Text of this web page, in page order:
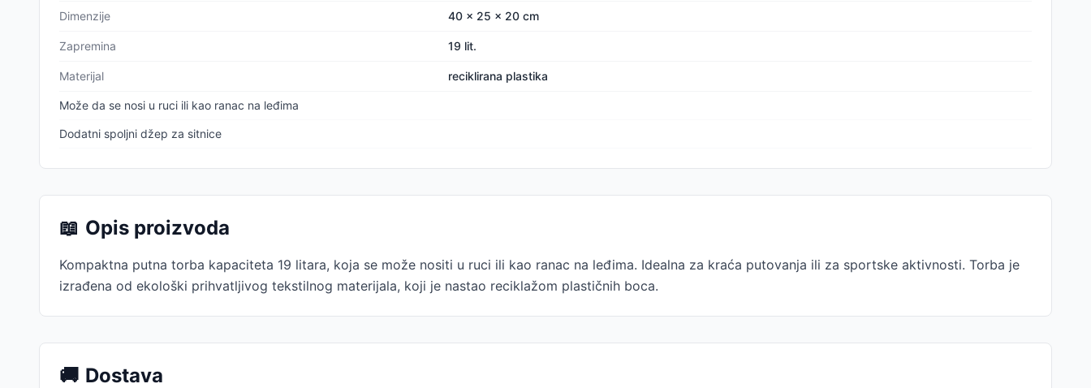
Dimenzije 40 x 25 x 20 cm
Zapremina 19 lit.
Materijal reciklirana plastika
Može da se nosi u ruci ili kao ranac na leđima
Dodatni spoljni džep za sitnice
📖 Opis proizvoda
Kompaktna putna torba kapaciteta 19 litara, koja se može nositi u ruci ili kao ranac na leđima. Idealna za kraća putovanja ili za sportske aktivnosti. Torba je
izrađena od ekološki prihvatljivog tekstilnog materijala, koji je nastao reciklažom plastičnih boca.
🚚 Dostava